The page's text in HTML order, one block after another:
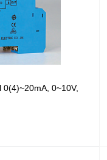
Под заказ
0~10V,